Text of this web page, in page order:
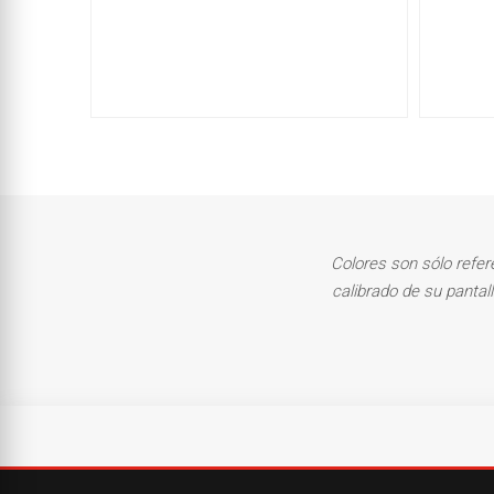
Colores son sólo
calibrado de su